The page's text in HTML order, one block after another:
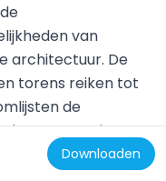
6.4k
van
architectuur. De
torens reiken tot
de
doorvaren.
Downloaden